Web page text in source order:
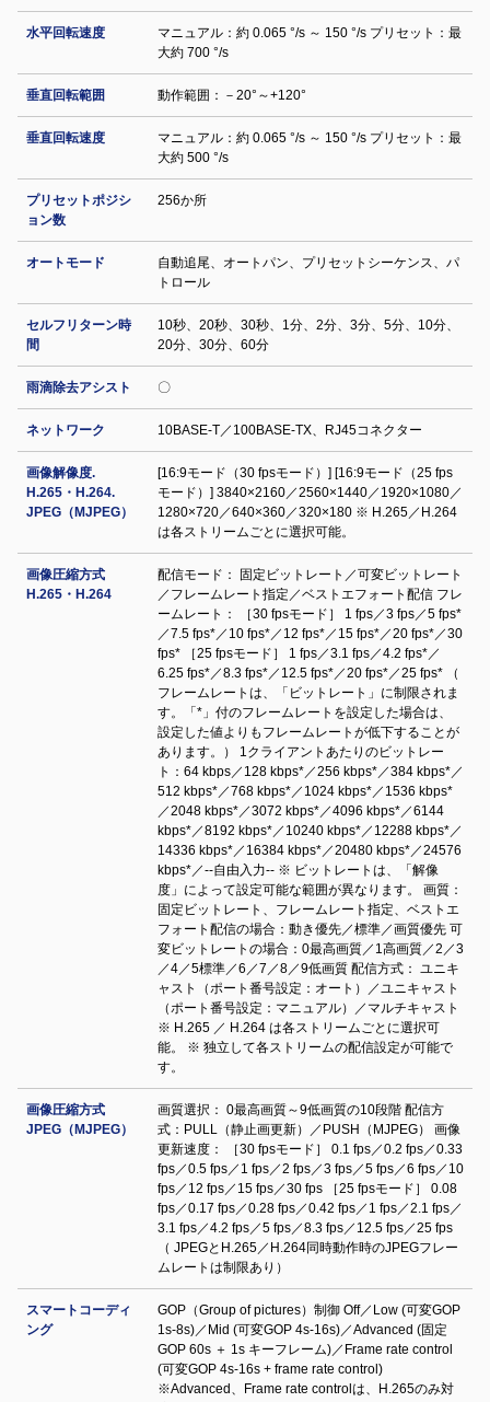
水平回転速度
マニュアル：約 0.065 °/s ～ 150 °/s プリセット：最
大約 700 °/s
垂直回転範囲 動作範囲：－20°～+120°
垂直回転速度
マニュアル：約 0.065 °/s ～ 150 °/s プリセット：最
大約 500 °/s
プリセットポジシ
ョン数
256か所
オートモード
自動追尾、オートパン、プリセットシーケンス、パ
トロール
セルフリターン時
間
10秒、20秒、30秒、1分、2分、3分、5分、10分、
20分、30分、60分
雨滴除去アシスト 〇
ネットワーク 10BASE-T／100BASE-TX、RJ45コネクター
画像解像度.
H.265・H.264.
JPEG（MJPEG）
[16:9モード（30 fpsモード）] [16:9モード（25 fps
モード）] 3840×2160／2560×1440／1920×1080／
1280×720／640×360／320×180 ※ H.265／H.264
は各ストリームごとに選択可能。
画像圧縮方式
H.265・H.264
配信モード： 固定ビットレート／可変ビットレート
／フレームレート指定／ベストエフォート配信 フレ
ームレート： ［30 fpsモード］ 1 fps／3 fps／5 fps*
／7.5 fps*／10 fps*／12 fps*／15 fps*／20 fps*／30
fps* ［25 fpsモード］ 1 fps／3.1 fps／4.2 fps*／
6.25 fps*／8.3 fps*／12.5 fps*／20 fps*／25 fps* （
フレームレートは、「ビットレート」に制限されま
す。「*」付のフレームレートを設定した場合は、
設定した値よりもフレームレートが低下することが
あります。） 1クライアントあたりのビットレー
ト：64 kbps／128 kbps*／256 kbps*／384 kbps*／
512 kbps*／768 kbps*／1024 kbps*／1536 kbps*
／2048 kbps*／3072 kbps*／4096 kbps*／6144
kbps*／8192 kbps*／10240 kbps*／12288 kbps*／
14336 kbps*／16384 kbps*／20480 kbps*／24576
kbps*／--自由入力-- ※ ビットレートは、「解像
度」によって設定可能な範囲が異なります。 画質：
固定ビットレート、フレームレート指定、ベストエ
フォート配信の場合：動き優先／標準／画質優先 可
変ビットレートの場合：0最高画質／1高画質／2／3
／4／5標準／6／7／8／9低画質 配信方式： ユニキ
ャスト（ポート番号設定：オート）／ユニキャスト
（ポート番号設定：マニュアル）／マルチキャスト
※ H.265 ／ H.264 は各ストリームごとに選択可
能。 ※ 独立して各ストリームの配信設定が可能で
す。
画像圧縮方式
JPEG（MJPEG）
画質選択： 0最高画質～9低画質の10段階 配信方
式：PULL（静止画更新）／PUSH（MJPEG） 画像
更新速度： ［30 fpsモード］ 0.1 fps／0.2 fps／0.33
fps／0.5 fps／1 fps／2 fps／3 fps／5 fps／6 fps／10
fps／12 fps／15 fps／30 fps ［25 fpsモード］ 0.08
fps／0.17 fps／0.28 fps／0.42 fps／1 fps／2.1 fps／
3.1 fps／4.2 fps／5 fps／8.3 fps／12.5 fps／25 fps
（ JPEGとH.265／H.264同時動作時のJPEGフレー
ムレートは制限あり）
スマートコーディ
ング
GOP（Group of pictures）制御 Off／Low (可変GOP
1s-8s)／Mid (可変GOP 4s-16s)／Advanced (固定
GOP 60s ＋ 1s キーフレーム)／Frame rate control
(可変GOP 4s-16s + frame rate control)
※Advanced、Frame rate controlは、H.265のみ対